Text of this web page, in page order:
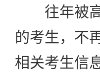
往年被高
的考生，不
相关考生信